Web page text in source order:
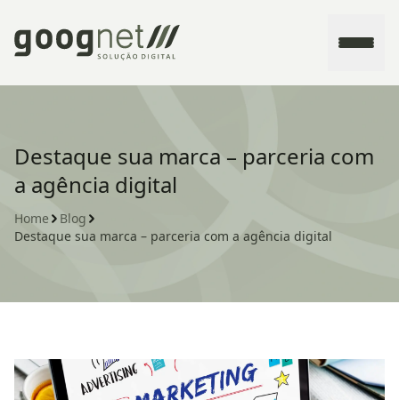
Serviços
Fale conosco
Destaque sua marca – parceria com
a agência digital
Home
Blog
Destaque sua marca – parceria com a agência digital